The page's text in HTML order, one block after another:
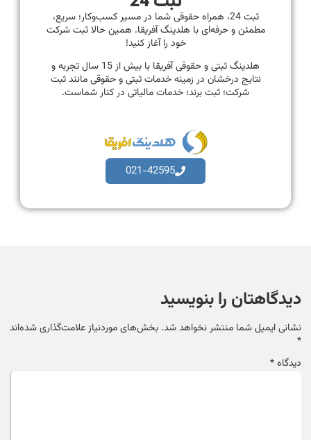
ثبت 24، همراه حقوقی شما در مسیر کسب‌وکار؛ سریع،
مطمئن و حرفه‌ای با هلدینگ آفریقا. همین حالا ثبت شرکت
خود را آغاز کنید!
هلدینگ ثبتی و حقوقی آفریقا با بیش از 15 سال تجربه و
نتایج درخشان در زمینه خدمات ثبتی و حقوقی مانند ثبت
شرکت؛ ثبت برند؛ خدمات مالیاتی در کنار شماست.
021-42595
دیدگاهتان را بنویسید
نشانی ایمیل شما منتشر نخواهد شد. بخش‌های موردنیاز علامت‌گذاری شده‌اند
*
دیدگاه*